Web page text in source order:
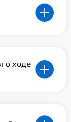
о ходе